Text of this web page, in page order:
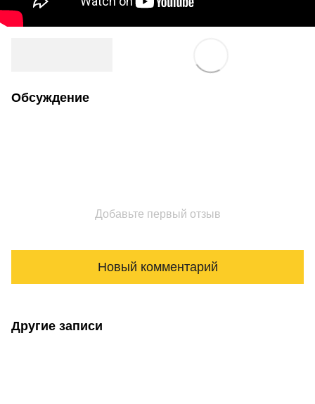
Обсуждение
Добавьте первый отзыв
Новый комментарий
Другие записи